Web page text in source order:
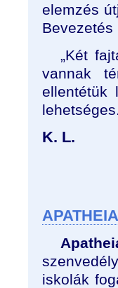
elemzés
Bevezetés
„Két
vannak
ellentétük
K. L.
APATHEIA
iskolák